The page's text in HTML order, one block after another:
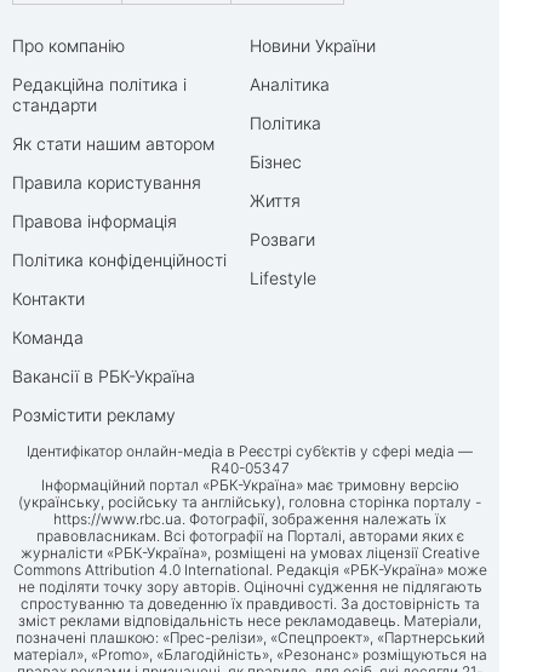
Про компанію
Редакційна політика і
стандарти
Як стати нашим автором
Правила користування
Правова інформація
Політика конфіденційності
Контакти
Команда
Вакансії в РБК-Україна
Розмістити рекламу
Новини України
Аналітика
Політика
Бізнес
Життя
Розваги
Lifestyle
Ідентифікатор онлайн-медіа в Реєстрі суб’єктів у сфері медіа —
R40-05347
Інформаційний портал «РБК-Україна» має тримовну версію
(українську, російську та англійську), головна сторінка порталу -
https://www.rbc.ua. Фотографії, зображення належать їх
правовласникам. Всі фотографії на Порталі, авторами яких є
журналісти «РБК-Україна», розміщені на умовах ліцензії Creative
Commons Attribution 4.0 International. Редакція «РБК-Україна» може
не поділяти точку зору авторів. Оціночні судження не підлягають
спростуванню та доведенню їх правдивості. За достовірність та
зміст реклами відповідальність несе рекламодавець. Матеріали,
позначені плашкою: «Прес-релізи», «Спецпроект», «Партнерський
матеріал», «Promo», «Благодійність», «Резонанс» розміщуються на